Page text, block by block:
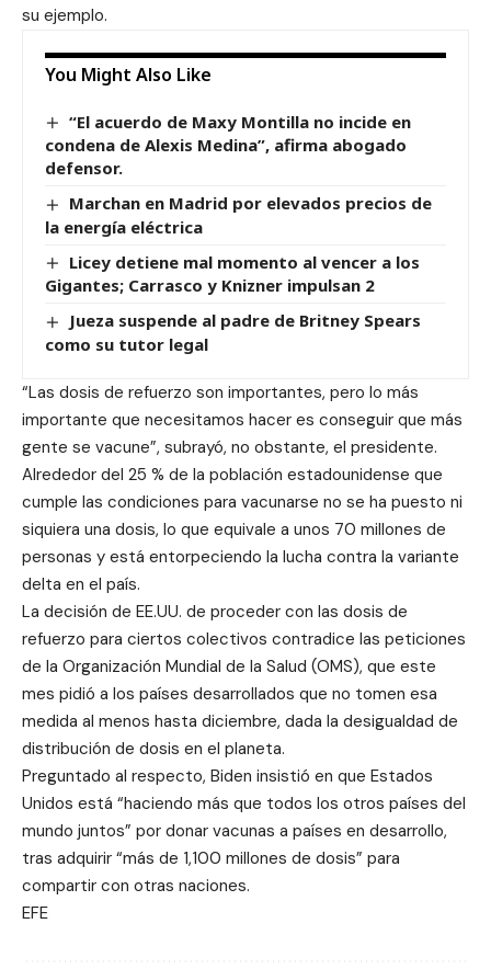
su ejemplo.
You Might Also Like
“El acuerdo de Maxy Montilla no incide en
condena de Alexis Medina”, afirma abogado
defensor.
Marchan en Madrid por elevados precios de
la energía eléctrica
Licey detiene mal momento al vencer a los
Gigantes; Carrasco y Knizner impulsan 2
Jueza suspende al padre de Britney Spears
como su tutor legal
“Las dosis de refuerzo son importantes, pero lo más
importante que necesitamos hacer es conseguir que más
gente se vacune”, subrayó, no obstante, el presidente.
Alrededor del 25 % de la población estadounidense que
cumple las condiciones para vacunarse no se ha puesto ni
siquiera una dosis, lo que equivale a unos 70 millones de
personas y está entorpeciendo la lucha contra la variante
delta en el país.
La decisión de EE.UU. de proceder con las dosis de
refuerzo para ciertos colectivos contradice las peticiones
de la Organización Mundial de la Salud (OMS), que este
mes pidió a los países desarrollados que no tomen esa
medida al menos hasta diciembre, dada la desigualdad de
distribución de dosis en el planeta.
Preguntado al respecto, Biden insistió en que Estados
Unidos está “haciendo más que todos los otros países del
mundo juntos” por donar vacunas a países en desarrollo,
tras adquirir “más de 1,100 millones de dosis” para
compartir con otras naciones.
EFE